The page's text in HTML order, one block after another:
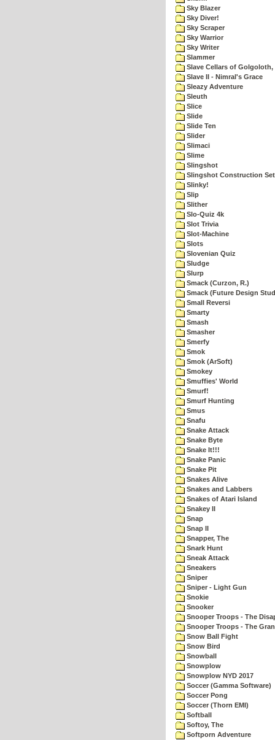
Sky Blazer
Sky Diver!
Sky Scraper
Sky Warrior
Sky Writer
Slammer
Slave Cellars of Golgoloth,
Slave II - Nimral's Grace
Sleazy Adventure
Sleuth
Slice
Slide
Slide Ten
Slider
Slimaci
Slime
Slingshot
Slingshot Construction Set
Slinky!
Slip
Slither
Slo-Quiz 4k
Slot Trivia
Slot-Machine
Slots
Slovenian Quiz
Sludge
Slurp
Smack (Curzon, R.)
Smack (Future Design
Small Reversi
Smarty
Smash
Smasher
Smerfy
Smok
Smok (ArSoft)
Smokey
Smuffies' World
Smurf!
Smurf Hunting
Smus
Snafu
Snake Attack
Snake Byte
Snake It!!!
Snake Panic
Snake Pit
Snakes Alive
Snakes and Labbers
Snakes of Atari Island
Snakey II
Snap
Snap II
Snapper, The
Snark Hunt
Sneak Attack
Sneakers
Sniper
Sniper - Light Gun
Snokie
Snooker
Snooper Troops - The
Snooper Troops - The
Snow Ball Fight
Snow Bird
Snowball
Snowplow
Snowplow NYD 2017
Soccer (Gamma Software)
Soccer Pong
Soccer (Thorn EMI)
Softball
Softoy, The
Softporn Adventure